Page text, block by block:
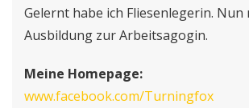
Gelernt habe ich Fliesenlegerin. Nun
Ausbildung zur Arbeitsagogin.
Meine Homepage:
www.facebook.com/Turningfox